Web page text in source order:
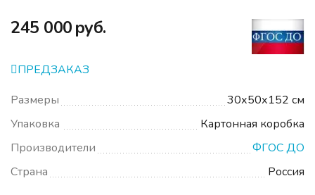
‍245 000‍руб.
ПРЕДЗАКАЗ
Размеры
30х50х152 см
Упаковка
Картонная коробка
Производители
ФГОС ДО
Страна
Россия